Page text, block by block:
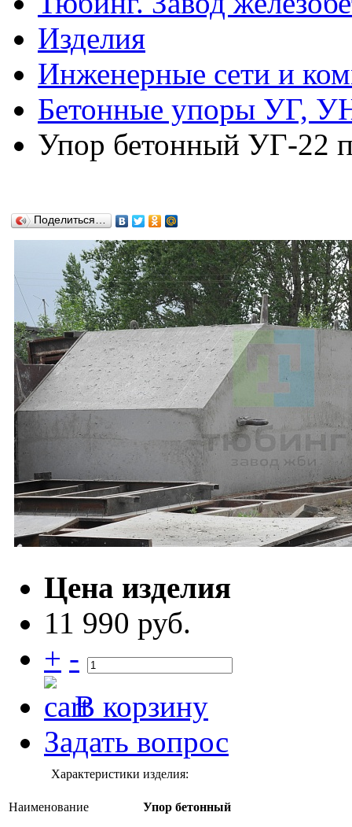
Изделия
Инженерные сети и
Бетонные упоры УГ,
Упор бетонный УГ-22
Поделиться…
Цена изделия
11 990 руб.
+ -
В корзину
Задать вопрос
Характеристики изделия:
Наименование Упор бетонный